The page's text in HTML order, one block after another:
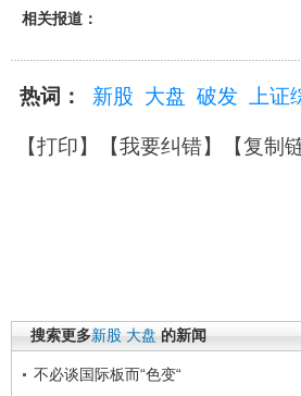
相关报道：
热词： 新股 大盘 破发 上证
【打印】【我要纠错】【复制
搜索更多新股 大盘 的新闻
不必谈国际板而“色变“